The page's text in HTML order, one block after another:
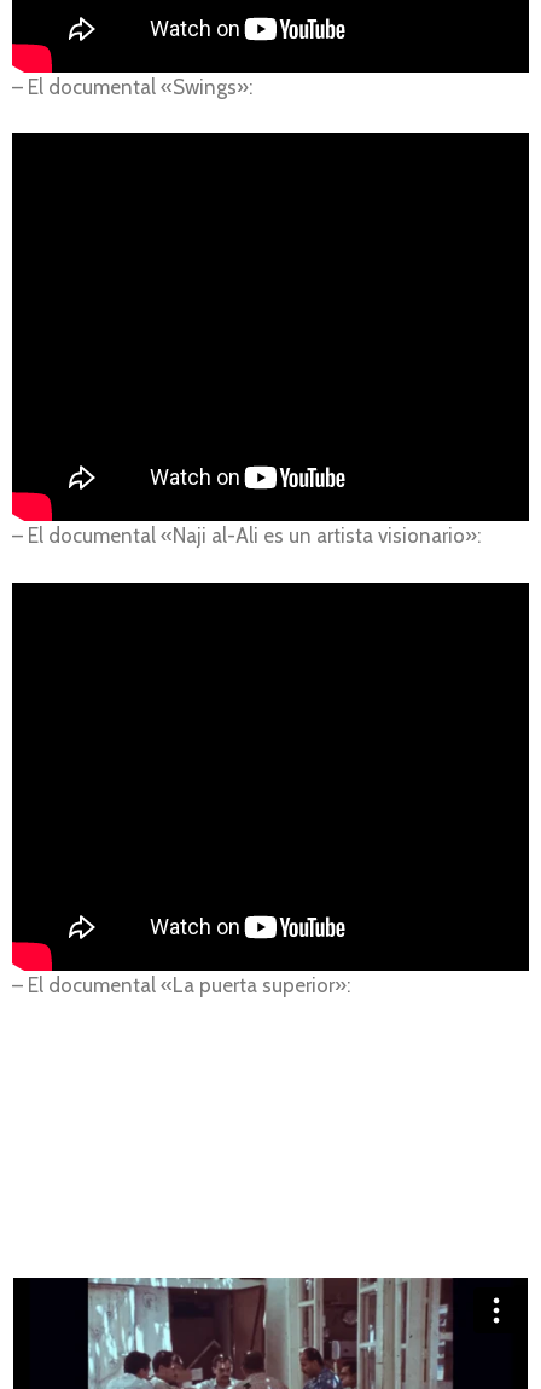
– El documental «Swings»:
– El documental «Naji al-Ali es un artista visionario»:
– El documental «La puerta superior»: